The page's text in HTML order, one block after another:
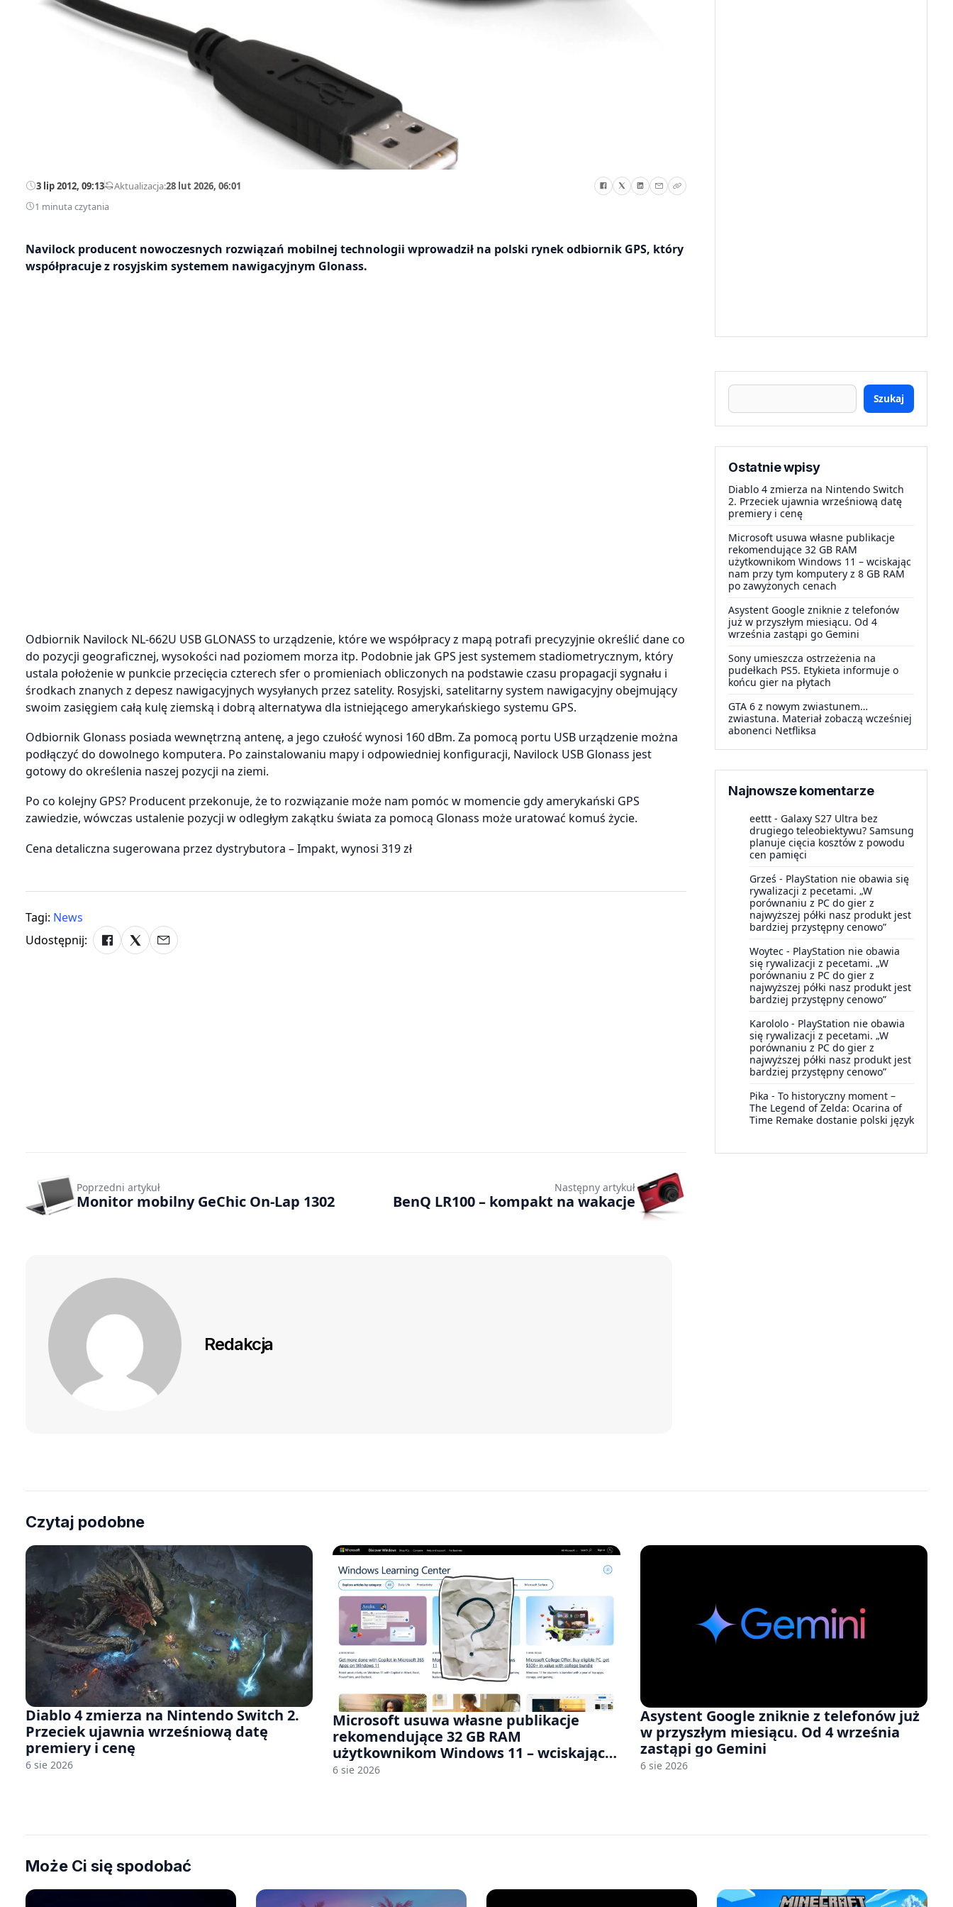
3 lip 2012, 09:13—Aktualizacja:28 lut 2026, 06:01
1 minuta czytania
Navilock producent nowoczesnych rozwiązań mobilnej technologii wprowadził na polski rynek odbiornik GPS, który
współpracuje z rosyjskim systemem nawigacyjnym Glonass.
Odbiornik Navilock NL-662U USB GLONASS to urządzenie, które we współpracy z mapą potrafi precyzyjnie określić dane co
do pozycji geograficznej, wysokości nad poziomem morza itp. Podobnie jak GPS jest systemem stadiometrycznym, który
ustala położenie w punkcie przecięcia czterech sfer o promieniach obliczonych na podstawie czasu propagacji sygnału i
środkach znanych z depesz nawigacyjnych wysyłanych przez satelity. Rosyjski, satelitarny system nawigacyjny obejmujący
swoim zasięgiem całą kulę ziemską i dobrą alternatywa dla istniejącego amerykańskiego systemu GPS.
Odbiornik Glonass posiada wewnętrzną antenę, a jego czułość wynosi 160 dBm. Za pomocą portu USB urządzenie można
podłączyć do dowolnego komputera. Po zainstalowaniu mapy i odpowiedniej konfiguracji, Navilock USB Glonass jest
gotowy do określenia naszej pozycji na ziemi.
Po co kolejny GPS? Producent przekonuje, że to rozwiązanie może nam pomóc w momencie gdy amerykański GPS
zawiedzie, wówczas ustalenie pozycji w odległym zakątku świata za pomocą Glonass może uratować komuś życie.
Cena detaliczna sugerowana przez dystrybutora – Impakt, wynosi 319 zł
Tagi: News
Udostępnij:
Szukaj
Ostatnie wpisy
Diablo 4 zmierza na Nintendo Switch
2. Przeciek ujawnia wrześniową datę
premiery i cenę
Microsoft usuwa własne publikacje
rekomendujące 32 GB RAM
użytkownikom Windows 11 – wciskając
nam przy tym komputery z 8 GB RAM
po zawyżonych cenach
Asystent Google zniknie z telefonów
już w przyszłym miesiącu. Od 4
września zastąpi go Gemini
Sony umieszcza ostrzeżenia na
pudełkach PS5. Etykieta informuje o
końcu gier na płytach
GTA 6 z nowym zwiastunem…
zwiastuna. Materiał zobaczą wcześniej
abonenci Netfliksa
Najnowsze komentarze
eettt - Galaxy S27 Ultra bez
drugiego teleobiektywu? Samsung
planuje cięcia kosztów z powodu
cen pamięci
Grześ - PlayStation nie obawia się
rywalizacji z pecetami. „W
porównaniu z PC do gier z
najwyższej półki nasz produkt jest
bardziej przystępny cenowo”
Woytec - PlayStation nie obawia
się rywalizacji z pecetami. „W
porównaniu z PC do gier z
najwyższej półki nasz produkt jest
bardziej przystępny cenowo”
Karololo - PlayStation nie obawia
się rywalizacji z pecetami. „W
porównaniu z PC do gier z
najwyższej półki nasz produkt jest
bardziej przystępny cenowo”
Pika - To historyczny moment –
The Legend of Zelda: Ocarina of
Time Remake dostanie polski język
Poprzedni artykuł
Monitor mobilny GeChic On-Lap 1302
Następny artykuł
BenQ LR100 – kompakt na wakacje
Redakcja
Czytaj podobne
Diablo 4 zmierza na Nintendo Switch 2.
Przeciek ujawnia wrześniową datę
premiery i cenę
6 sie 2026
Microsoft usuwa własne publikacje
rekomendujące 32 GB RAM
użytkownikom Windows 11 – wciskając
nam przy tym komputery z 8 GB RAM po
6 sie 2026
Asystent Google zniknie z telefonów już
w przyszłym miesiącu. Od 4 września
zastąpi go Gemini
6 sie 2026
Może Ci się spodobać